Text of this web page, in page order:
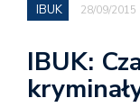
IBUK 28/09/2015
IBUK: